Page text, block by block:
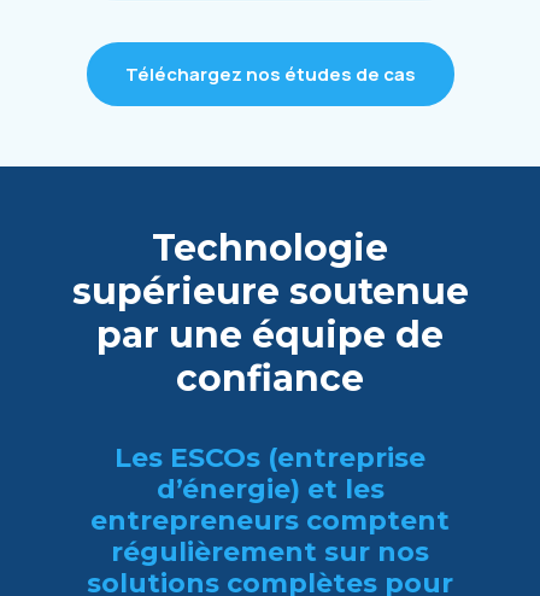
Téléchargez nos études de cas
Technologie
supérieure soutenue
par une équipe de
confiance
Les ESCOs (entreprise
d’énergie) et les
entrepreneurs comptent
régulièrement sur nos
solutions complètes pour